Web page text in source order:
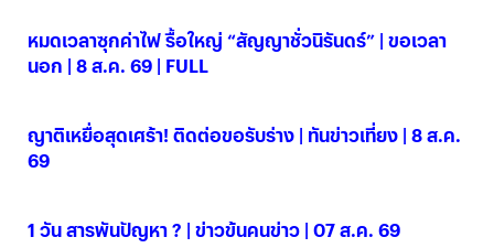
หมดเวลาซุกค่าไฟ รื้อใหญ่ “สัญญาชั่วนิรันดร์” | ขอเวลา
นอก | 8 ส.ค. 69 | FULL
ญาติเหยื่อสุดเศร้า! ติดต่อขอรับร่าง | ทันข่าวเที่ยง | 8 ส.ค.
69
1 วัน สารพันปัญหา ? | ข่าวข้นคนข่าว | 07 ส.ค. 69